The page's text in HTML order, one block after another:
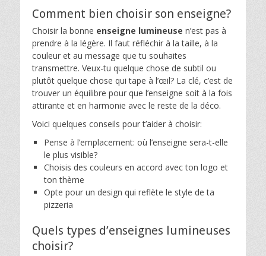
Comment bien choisir son enseigne?
Choisir la bonne enseigne lumineuse n’est pas à
prendre à la légère. Il faut réfléchir à la taille, à la
couleur et au message que tu souhaites
transmettre. Veux-tu quelque chose de subtil ou
plutôt quelque chose qui tape à l’œil? La clé, c’est de
trouver un équilibre pour que l’enseigne soit à la fois
attirante et en harmonie avec le reste de la déco.
Voici quelques conseils pour t’aider à choisir:
Pense à l’emplacement: où l’enseigne sera-t-elle
le plus visible?
Choisis des couleurs en accord avec ton logo et
ton thème
Opte pour un design qui reflète le style de ta
pizzeria
Quels types d’enseignes lumineuses
choisir?